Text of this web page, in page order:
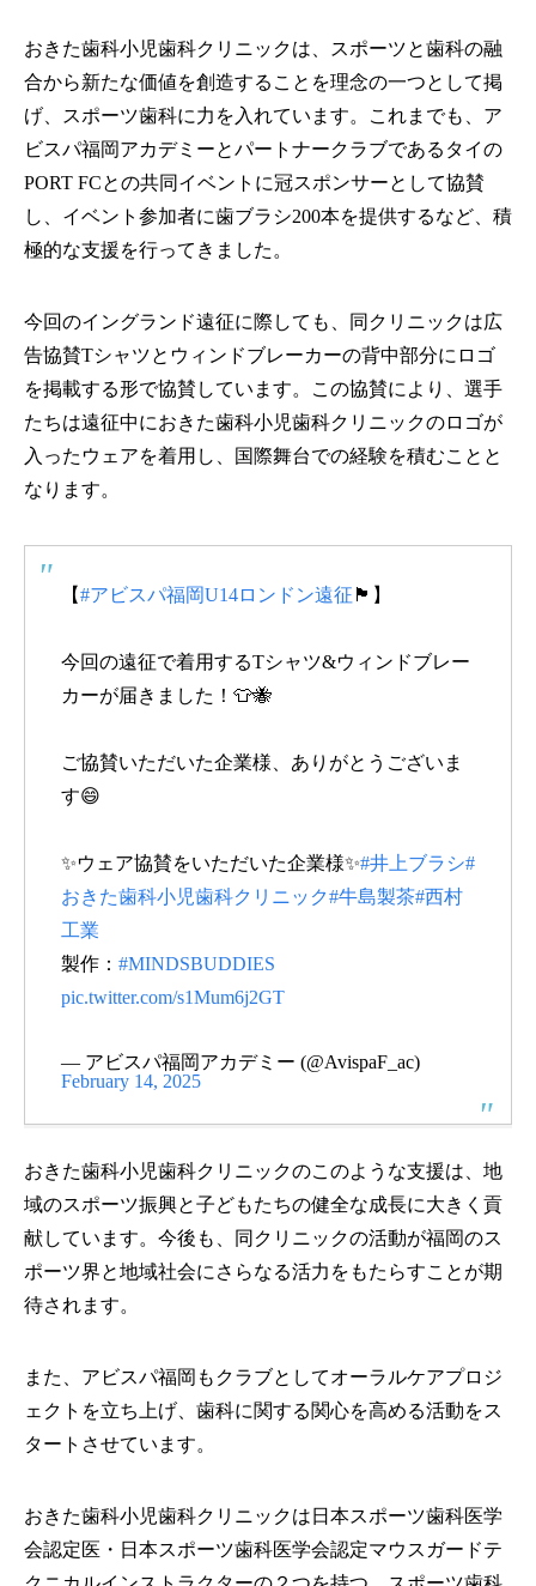
おきた歯科小児歯科クリニックは、スポーツと歯科の融
合から新たな価値を創造することを理念の一つとして掲
げ、スポーツ歯科に力を入れています。これまでも、ア
ビスパ福岡アカデミーとパートナークラブであるタイの
PORT FCとの共同イベントに冠スポンサーとして協賛
し、イベント参加者に歯ブラシ200本を提供するなど、積
極的な支援を行ってきました。
今回のイングランド遠征に際しても、同クリニックは広
告協賛Tシャツとウィンドブレーカーの背中部分にロゴ
を掲載する形で協賛しています。この協賛により、選手
たちは遠征中におきた歯科小児歯科クリニックのロゴが
入ったウェアを着用し、国際舞台での経験を積むことと
なります。
【#アビスパ福岡U14ロンドン遠征 🏴󠁧󠁢󠁥󠁮󠁧󠁿】
今回の遠征で着用するTシャツ&ウィンドブレー
カーが届きました！👕🐝
ご協賛いただいた企業様、ありがとうございま
す😄
✨ウェア協賛をいただいた企業様✨#井上ブラシ#
おきた歯科小児歯科クリニック#牛島製茶#西村
工業
製作： #MINDSBUDDIES
pic.twitter.com/s1Mum6j2GT
— アビスパ福岡アカデミー (@AvispaF_ac)
February 14, 2025
おきた歯科小児歯科クリニックのこのような支援は、地
域のスポーツ振興と子どもたちの健全な成長に大きく貢
献しています。今後も、同クリニックの活動が福岡のス
ポーツ界と地域社会にさらなる活力をもたらすことが期
待されます。
また、アビスパ福岡もクラブとしてオーラルケアプロジ
ェクトを立ち上げ、歯科に関する関心を高める活動をス
タートさせています。
おきた歯科小児歯科クリニックは日本スポーツ歯科医学
会認定医・日本スポーツ歯科医学会認定マウスガードテ